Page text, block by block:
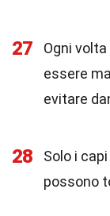
27
Ogni
essere
evitare
28
Solo i
possono